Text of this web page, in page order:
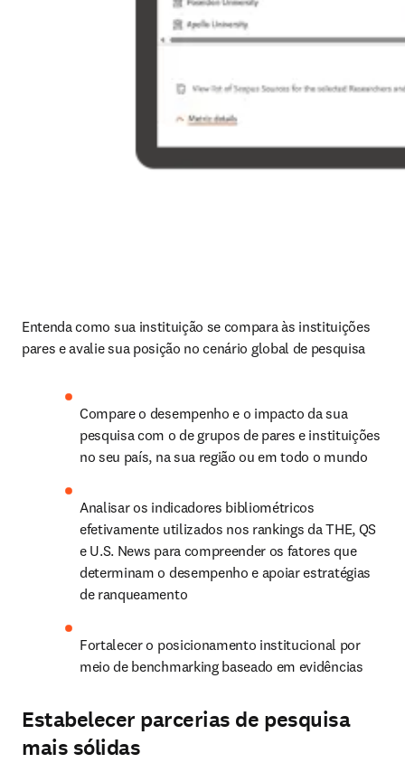
Entenda como sua instituição se compara às instituições
pares e avalie sua posição no cenário global de pesquisa
Compare o desempenho e o impacto da sua
pesquisa com o de grupos de pares e instituições
no seu país, na sua região ou em todo o mundo
Analisar os indicadores bibliométricos
efetivamente utilizados nos rankings da THE, QS
e U.S. News para compreender os fatores que
determinam o desempenho e apoiar estratégias
de ranqueamento
Fortalecer o posicionamento institucional por
meio de benchmarking baseado em evidências
Estabelecer parcerias de pesquisa
mais sólidas